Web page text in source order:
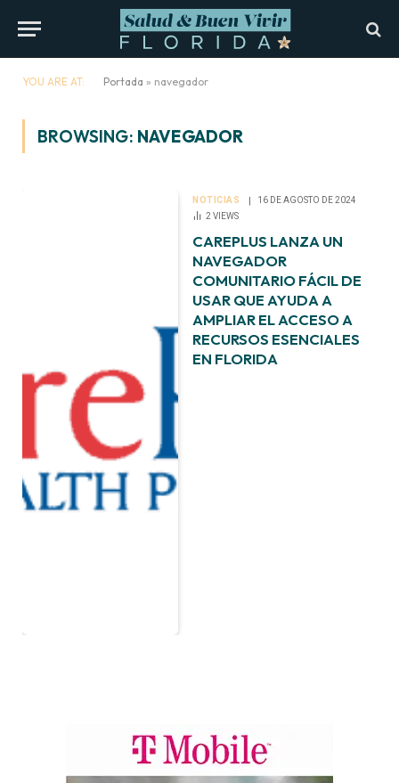
YOU ARE AT: Portada » navegador
BROWSING: NAVEGADOR
NOTICIAS
16 DE AGOSTO DE 2024
2VIEWS
CAREPLUS LANZA UN
NAVEGADOR
COMUNITARIO FÁCIL DE
USAR QUE AYUDA A
AMPLIAR EL ACCESO A
RECURSOS ESENCIALES
EN FLORIDA